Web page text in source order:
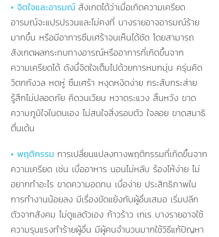
• จิตใจและอารมณ์ สังเกตได้ว่าเมื่อเกิดความเครียด
อารมณ์จะแปรปรวนและไม่คงที่ บางรายอาจอารมณ์ร้าย
มากขึ้น หรือมีอาการซึมเศร้าจนเห็นได้ชัด โดยสามารถ
สังเกตผลกระทบทางอารณ์หรืออาการที่เกิดขึ้นจาก
ความเครียดได้ ดังนี้จิตใจเต็มไปด้วยการหมกมุ่น ครุ่นคิด
วิตกกังวล หดหู่ ซึมเศร้า หงุดหงิดง่าย กระสับกระส่าย
รู้สึกไม่ปลอดภัย คิดวนเวียน หวาดระแวง สิ้นหวัง ขาด
ความภูมิใจในตนเอง ไม่สนใจสิ่งรอบตัว ใจลอย ขาดสมาธิ
ตื่นเต้น
• พฤติกรรม การเปลี่ยนแปลงทางพฤติกรรมที่เกิดขึ้นจาก
ความเครียด เช่น เบื่ออาหาร นอนไม่หลับ ร้องไห้ง่าย ไม่
อยากทำอะไร ขาดความอดทน เบื่อง่าย ประสิทธิภาพใน
การทำงานน้อยลง มีเรื่องขัดแย้งกับผู้อื่นเสมอ เริ่มปลีก
ตัวจากสังคม ไม่ดูแลตัวเอง ก้าวร้าว เกเร บางรายอาจใช้
ความรุนแรงทำร้ายผู้อื่น มีผู้คนจำนวนมากใช้วิธีแก้ปัญหา